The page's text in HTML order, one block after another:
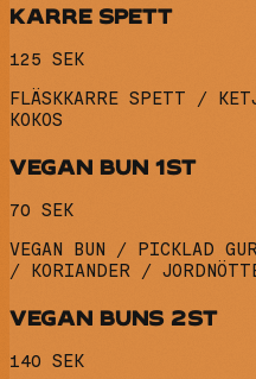
KARRE SPETT
125 SEK
FLÄSKKARRE SPETT /
KOKOS
VEGAN BUN 1ST
70 SEK
VEGAN BUN / PICKLAD
/ KORIANDER /
VEGAN BUNS 2ST
140 SEK